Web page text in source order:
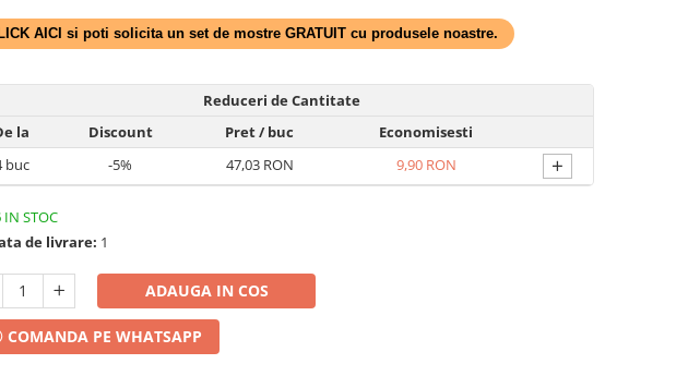
AICI si poti solicita un set de mostre GRATUIT cu produsele noastre.
Reduceri de Cantitate
la
Discount Pret/ buc
Economisesti
buc -5% 47,03 RON 9,90 RON +
IN STOC
de livrare: 1
ADAUGA IN COS
COMANDA PE WHATSAPP